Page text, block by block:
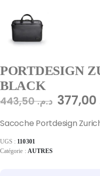
PORTDESIGN
BLACK
د.م.443,50
Sacoche Portdesign
UGS : 110301
Catégorie : AUTRES